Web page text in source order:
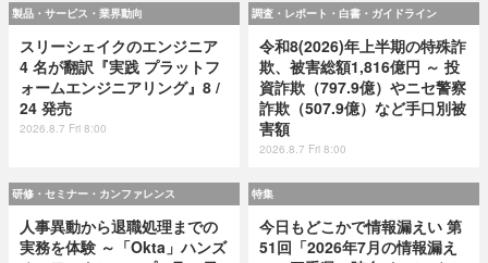
製品・サービス・業界動向
スリーシェイクのエンジニア
4 名が翻訳『実践 プラットフ
ォームエンジニアリング』8 /
24 発売
2026.8.7 Fri 8:00
調査・レポート・白書・ガイドライン
令和8(2026)年上半期の特殊詐
欺、被害総額1,816億円 ～ 投
資詐欺（797.9億）やニセ警察
詐欺（507.9億）など手口別被
害額
2026.8.7 Fri 8:00
研修・セミナー・カンファレンス
人事異動から退職処理までの
実務を体験 ～「Okta」ハンズ
特集
今日もどこかで情報漏えい 第
51回「2026年7月の情報漏え